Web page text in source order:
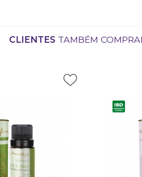
CLIENTES TAMBÉM